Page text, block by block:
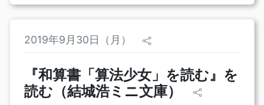
2019年9月30日（月）
『和算書「算法少女」を読む』を
読む（結城浩ミニ文庫）